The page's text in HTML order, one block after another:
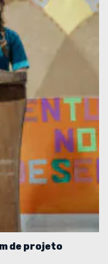
de projeto